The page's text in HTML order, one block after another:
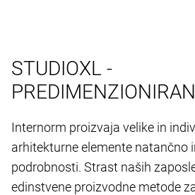
STUDIOXL -
Internorm proizvaja velike in
arhitekturne elemente natančno
podrobnosti. Strast naših
edinstvene proizvodne metode